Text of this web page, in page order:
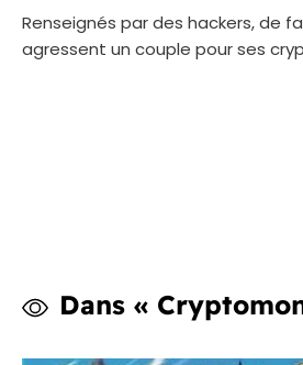
Renseignés par des hackers, de
agressent un couple pour ses
Dans «